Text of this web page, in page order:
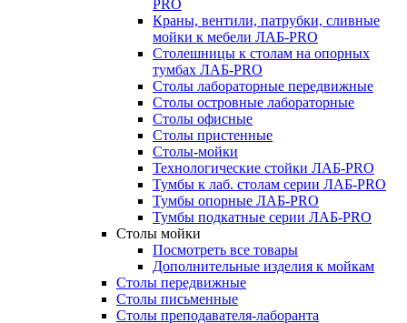
PRO
Краны, вентили, патрубки, сливные
мойки к мебели ЛАБ-PRO
Столешницы к столам на опорных
тумбах ЛАБ-PRO
Столы лабораторные передвижные
Столы островные лабораторные
Столы офисные
Столы пристенные
Столы-мойки
Технологические стойки ЛАБ-PRO
Тумбы к лаб. столам серии ЛАБ-PRO
Тумбы опорные ЛАБ-PRO
Тумбы подкатные серии ЛАБ-PRO
Столы мойки
Посмотреть все товары
Дополнительные изделия к мойкам
Столы передвижные
Столы письменные
Столы преподавателя-лаборанта